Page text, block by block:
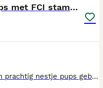
dwergkees/pomeriaan pups met FCI stamboom
Op 28 juli 2026 is er bij ons een prachtig nestje pups geboren 4 teefjes 2 teefjes Black/Tan en 2 teefjes Oranje mogelijk Oranje/Sable de pups zijn bij ons in de huiskamer geboren en worden goed gesocialiseerd en raken gewend aan alle geluiden. Ouders van de pups wonen beiden bij ons en zij hebben een FCI stamboom van Raad van Beheer zijn ook getest op Patella en verplichte Petscan Formulier en goed gekeurd { kortsnuitigheid Brachycefalie } Pup worden ontwormd volgens schema Gevaccineerd met 6-9 weken. krijgen een Europees Paspoort met een gezondheid verklaring van onze Dierenarts. Gechipt door Raad van Beheer en DNA afgenomen. Pups krijgen ook een FCI stamboom van Raad van Beheer Geregistreerd bij NDG wij zijn in bezit van een UBN nummer. Heeft serieuze interesse in een pupje van ons stuur dan een berichtje PS alleen serieuze berichten worden beantwoord. De prijs van een pup is € 2950 dit is een vaste prijs Foto 1 is mama Foto 2 is mama met pups Foto 2-4-5-6 nestje pups Foto 7-8 is de papa van de pups.